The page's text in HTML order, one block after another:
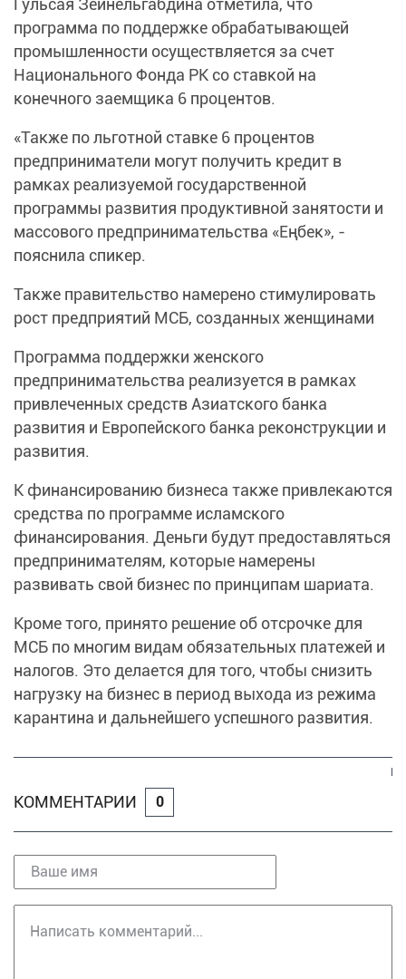
программа по поддержке обрабатывающей
промышленности осуществляется за счет
Национального Фонда РК со ставкой на
конечного заемщика 6 процентов.
«Также по льготной ставке 6 процентов
предприниматели могут получить кредит в
рамках реализуемой государственной
программы развития продуктивной занятости и
массового предпринимательства «Еңбек», -
пояснила спикер.
Также правительство намерено стимулировать
рост предприятий МСБ, созданных женщинами
Программа поддержки женского
предпринимательства реализуется в рамках
привлеченных средств Азиатского банка
развития и Европейского банка реконструкции и
развития.
К финансированию бизнеса также привлекаются
средства по программе исламского
финансирования. Деньги будут предоставляться
предпринимателям, которые намерены
развивать свой бизнес по принципам шариата.
Кроме того, принято решение об отсрочке для
МСБ по многим видам обязательных платежей и
налогов. Это делается для того, чтобы снизить
нагрузку на бизнес в период выхода из режима
карантина и дальнейшего успешного развития.
КОММЕНТАРИИ 0